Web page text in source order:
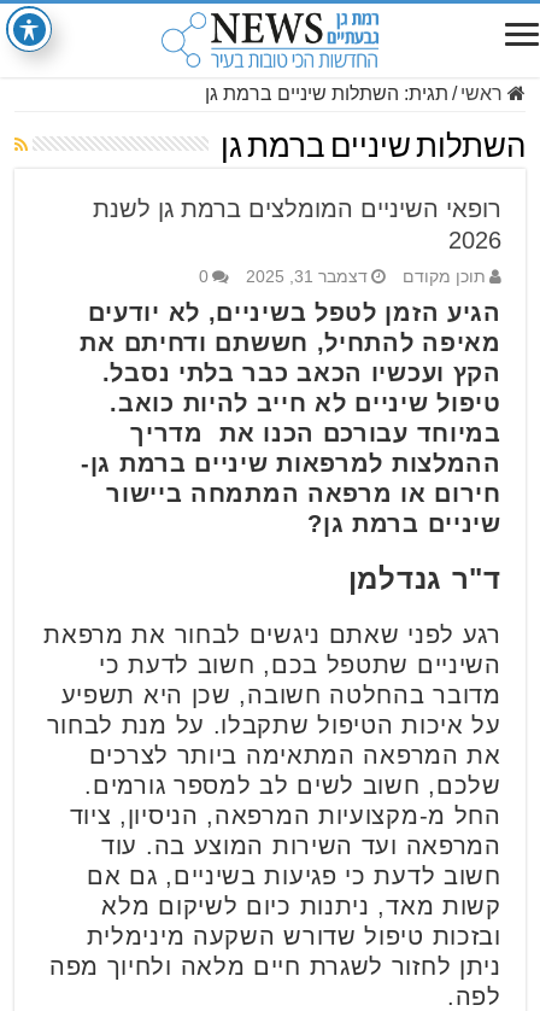
ראשי / תגית: השתלות שיניים ברמת גן
השתלות שיניים ברמת גן
רופאי השיניים המומלצים ברמת גן לשנת
2026
תוכן מקודם דצמבר 31, 2025 0
הגיע הזמן לטפל בשיניים, לא יודעים
מאיפה להתחיל, חששתם ודחיתם את
הקץ ועכשיו הכאב כבר בלתי נסבל.
טיפול שיניים לא חייב להיות כואב.
במיוחד עבורכם הכנו את מדריך
ההמלצות למרפאות שיניים ברמת גן-
חירום או מרפאה המתמחה ביישור
שיניים ברמת גן?
ד"ר גנדלמן
רגע לפני שאתם ניגשים לבחור את מרפאת
השיניים שתטפל בכם, חשוב לדעת כי
מדובר בהחלטה חשובה, שכן היא תשפיע
על איכות הטיפול שתקבלו. על מנת לבחור
את המרפאה המתאימה ביותר לצרכים
שלכם, חשוב לשים לב למספר גורמים.
החל מ-מקצועיות המרפאה, הניסיון, ציוד
המרפאה ועד השירות המוצע בה. עוד
חשוב לדעת כי פגיעות בשיניים, גם אם
קשות מאד, ניתנות כיום לשיקום מלא
ובזכות טיפול שדורש השקעה מינימלית
ניתן לחזור לשגרת חיים מלאה ולחיוך מפה
לפה.